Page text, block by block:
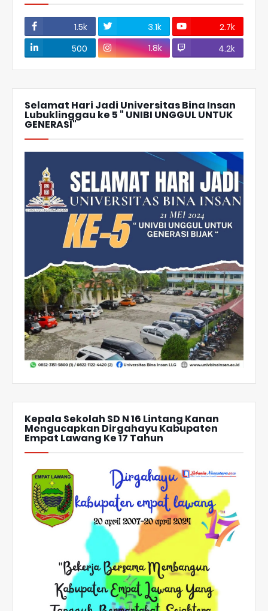
1.5k 3.1k
2.7k
500
1.8k 4.2k
Selamat Hari Jadi Universitas Bina Insan
Lubuklinggau ke 5 " UNIBI UNGGUL UNTUK
GENERASI"
Kepala Sekolah SD N 16 Lintang Kanan
Mengucapkan Dirgahayu Kabupaten
Empat Lawang Ke 17 Tahun